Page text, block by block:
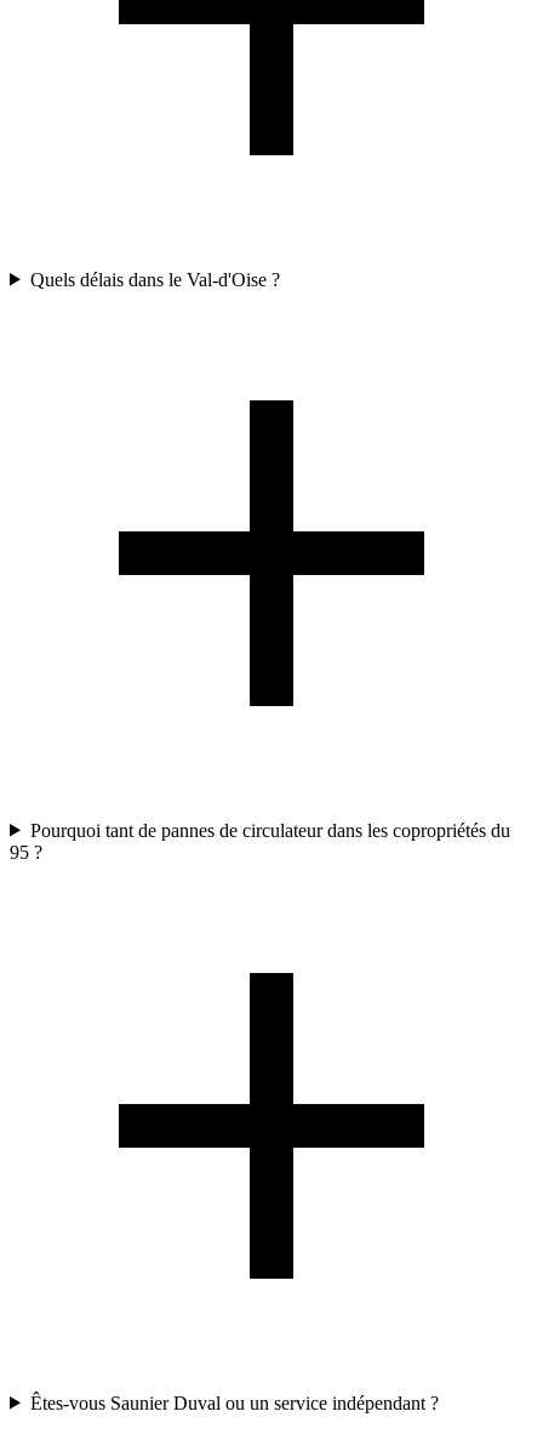
Quels délais dans le Val-d'Oise ?
Pourquoi tant de pannes de circulateur dans les copropriétés du
95 ?
Êtes-vous Saunier Duval ou un service indépendant ?